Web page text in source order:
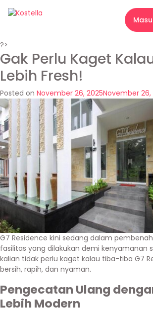
?>
Gak Perlu Kaget
Lebih Fresh!
Posted on November 26, 2025November 26,
G7 Residence kini sedang dalam
fasilitas yang dilakukan demi kenyamanan
kalian tidak perlu kaget kalau tiba-tiba G7
bersih, rapih, dan nyaman.
Pengecatan Ulang
Lebih Modern